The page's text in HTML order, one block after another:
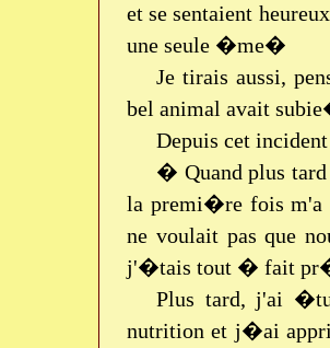
et se sentaient
une seule �me�
Je tirais aussi,
bel animal avait
Depuis cet
� Quand plus
la premi�re fois m'a
ne voulait pas que
j'�tais tout � fait
Plus tard, j'ai
nutrition et j�ai